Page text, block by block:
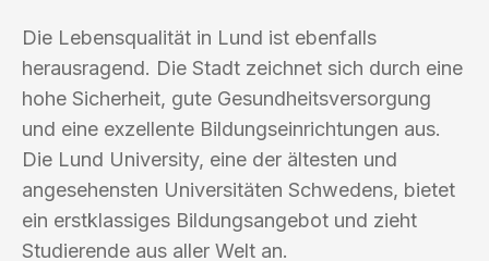
Die Lebensqualität in Lund ist ebenfalls
herausragend. Die Stadt zeichnet sich durch eine
hohe Sicherheit, gute Gesundheitsversorgung
und eine exzellente Bildungseinrichtungen aus.
Die Lund University, eine der ältesten und
angesehensten Universitäten Schwedens, bietet
ein erstklassiges Bildungsangebot und zieht
Studierende aus aller Welt an.